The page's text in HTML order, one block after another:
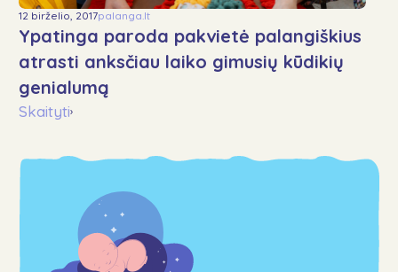
12 birželio, 2017palanga.lt
Ypatinga paroda pakvietė palangiškius
atrasti anksčiau laiko gimusių kūdikių
genialumą
Skaityti›